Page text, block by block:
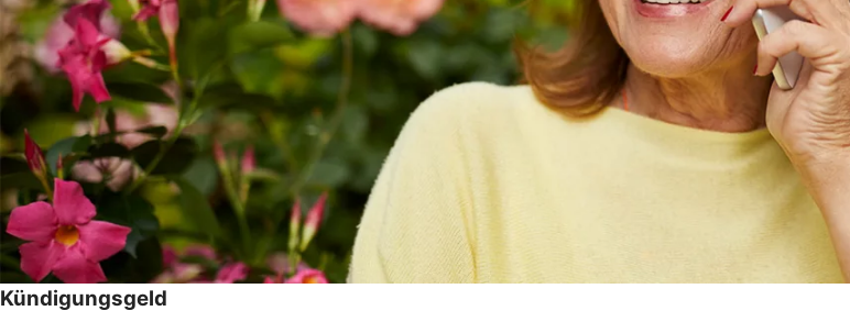
Kündigungsgeld